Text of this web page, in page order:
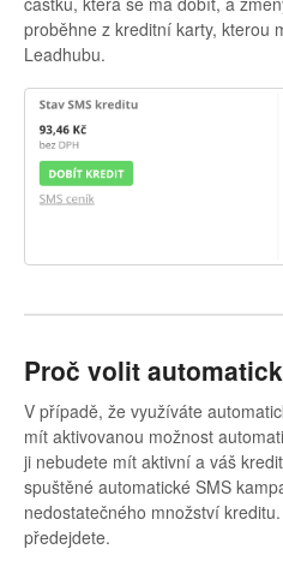
proběhne z kreditní karty, kterou
Leadhubu.
Proč volit
V případě, že využíváte
mít aktivovanou možnost
ji nebudete mít aktivní a váš
spuštěné automatické SMS
nedostatečného množství
předejdete.